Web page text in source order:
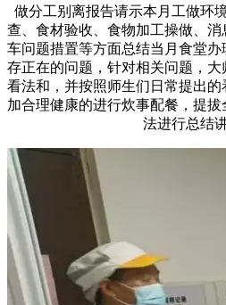
做分工别离报告请示本月工做环
查、食材验收、食物加工操做、
车问题措置等方面总结当月食堂
存正在的问题，针对相关问题，
看法和，并按照师生们日常提出
加合理健康的进行炊事配餐，提拔
法进行总结讲